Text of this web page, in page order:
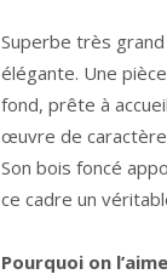
Superbe très
élégante. Une
fond, prête à
œuvre de
Son bois foncé
ce cadre un
Pourquoi on l’aime